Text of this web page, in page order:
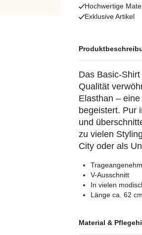
Hochwertige
Exklusive Artikel
Das Basic-
Qualität
Elasthan –
begeistert. Pur
und
zu vielen
City oder als
V-Ausschnitt
In vielen
Länge ca. 62
Material &